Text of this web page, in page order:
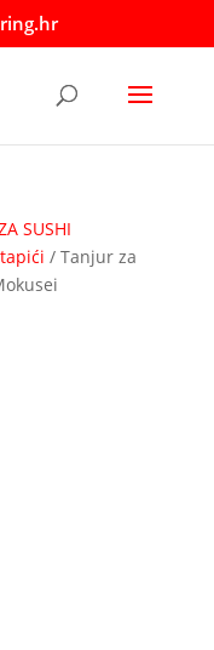
SUSHI
/ Tanjur za